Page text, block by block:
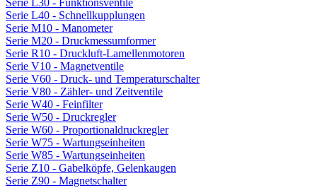
Serie L30 - Funktionsventile
Serie L40 - Schnellkupplungen
Serie M10 - Manometer
Serie M20 - Druckmessumformer
Serie R10 - Druckluft-Lamellenmotoren
Serie V10 - Magnetventile
Serie V60 - Druck- und Temperaturschalter
Serie V80 - Zähler- und Zeitventile
Serie W40 - Feinfilter
Serie W50 - Druckregler
Serie W60 - Proportionaldruckregler
Serie W75 - Wartungseinheiten
Serie W85 - Wartungseinheiten
Serie Z10 - Gabelköpfe, Gelenkaugen
Serie Z90 - Magnetschalter